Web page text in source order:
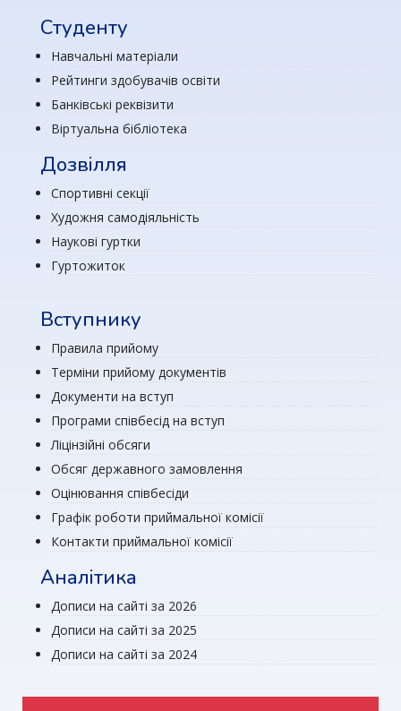
Студенту
Навчальні матеріали
Рейтинги здобувачів освіти
Банківські реквізити
Віртуальна бібліотека
Дозвілля
Спортивні секції
Художня самодіяльність
Наукові гуртки
Гуртожиток
Вступнику
Правила прийому
Терміни прийому документів
Документи на вступ
Програми співбесід на вступ
Ліцінзійні обсяги
Обсяг державного замовлення
Оцінювання співбесіди
Графік роботи приймальної комісії
Контакти приймальної комісії
Аналітика
Дописи на сайті за 2026
Дописи на сайті за 2025
Дописи на сайті за 2024